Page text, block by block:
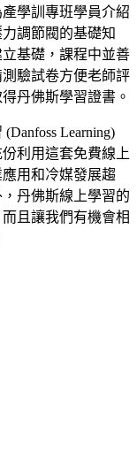
學訓專班學員介紹
調節閥的基礎知
基礎，課程中並善
驗試卷方便老師評
丹佛斯學習證書。
Learning)
利用這套免費線上
用和冷媒發展趨
丹佛斯線上學習的
且讓我們有機會相